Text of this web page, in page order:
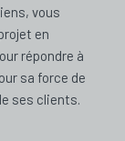
vous
en
répondre à
sa force de
ses clients.